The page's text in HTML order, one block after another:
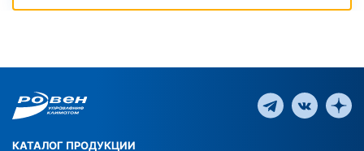
КАТАЛОГ ПРОДУКЦИИ